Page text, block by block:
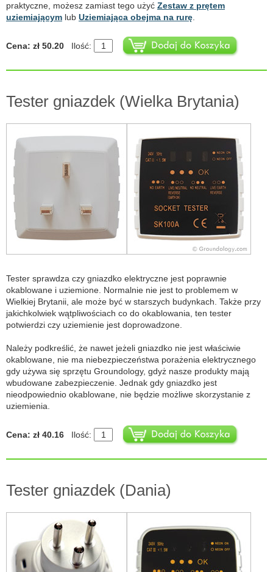
praktyczne, możesz zamiast tego użyć Zestaw z prętem
uziemiającym lub Uziemiająca obejma na rurę
Cena: zł 50.20 Ilość:
Tester gniazdek (Wielka Brytania)
Tester sprawdza czy gniazdko elektryczne jest poprawnie
okablowane i uziemione. Normalnie nie jest to problemem w
Wielkiej Brytanii, ale może być w starszych budynkach. Także przy
jakichkolwiek wątpliwościach co do okablowania, ten tester
potwierdzi czy uziemienie jest doprowadzone.
Należy podkreślić, że nawet jeżeli gniazdko nie jest właściwie
okablowane, nie ma niebezpieczeństwa porażenia elektrycznego
gdy używa się sprzętu Groundology, gdyż nasze produkty mają
wbudowane zabezpieczenie. Jednak gdy gniazdko jest
nieodpowiednio okablowane, nie będzie możliwe skorzystanie z
uziemienia.
Cena: zł 40.16 Ilość:
Tester gniazdek (Dania)